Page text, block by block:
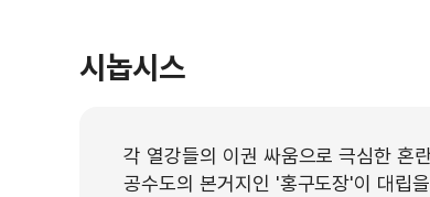
시놉시스
각 열강들의 이권 싸움으로 극심한 혼
공수도의 본거지인 '홍구도장'이 대립